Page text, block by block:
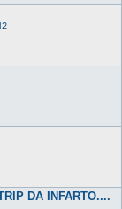
DA INFARTO....